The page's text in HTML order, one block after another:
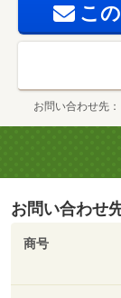
こ
お問い合わせ先
お問い合わせ
商号